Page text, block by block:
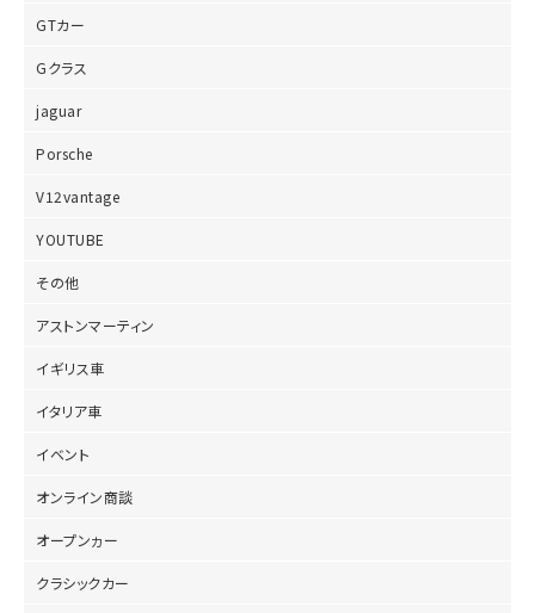
GTカー
Gクラス
jaguar
Porsche
V12vantage
YOUTUBE
その他
アストンマーティン
イギリス車
イタリア車
イベント
オンライン商談
オープンヵー
クラシックカー